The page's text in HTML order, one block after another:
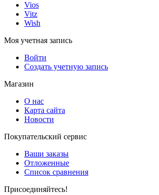
Vios
Vitz
Wish
Моя учетная запись
Войти
Создать учетную запись
Магазин
О нас
Карта сайта
Новости
Покупательский сервис
Ваши заказы
Отложенные
Список сравнения
Присоединяйтесь!